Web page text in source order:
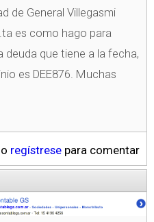
de General Villegasmi
es como hago para
deuda que tiene a la fecha,
es DEE876. Muchas
o regístrese para comentar